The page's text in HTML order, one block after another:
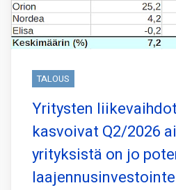
TALOUS
Yritysten
kasvoivat Q2/2026
yrityksistä on jo